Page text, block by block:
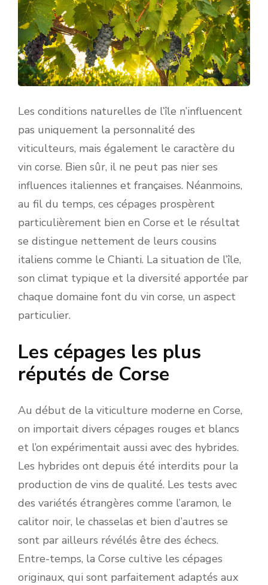
Les conditions naturelles de l’île n’influencent
pas uniquement la personnalité des
viticulteurs, mais également le caractère du
vin corse. Bien sûr, il ne peut pas nier ses
influences italiennes et françaises. Néanmoins,
au fil du temps, ces cépages prospèrent
particulièrement bien en Corse et le résultat
se distingue nettement de leurs cousins
italiens comme le Chianti. La situation de l’île,
son climat typique et la diversité apportée par
chaque domaine font du vin corse, un aspect
particulier.
Les cépages les plus
réputés de Corse
Au début de la viticulture moderne en Corse,
on importait divers cépages rouges et blancs
et l’on expérimentait aussi avec des hybrides.
Les hybrides ont depuis été interdits pour la
production de vins de qualité. Les tests avec
des variétés étrangères comme l’aramon, le
calitor noir, le chasselas et bien d’autres se
sont par ailleurs révélés être des échecs.
Entre-temps, la Corse cultive les cépages
originaux, qui sont parfaitement adaptés aux